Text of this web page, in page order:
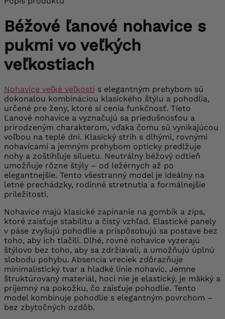
Béžové ľanové nohavice s
pukmi vo veľkých
veľkostiach
Nohavice veľké veľkosti s elegantným prehybom sú
dokonalou kombináciou klasického štýlu a pohodlia,
určené pre ženy, ktoré si cenia funkčnosť. Tieto
Ľanové nohavice a vyznačujú sa priedušnosťou a
prirodzeným charakterom, vďaka čomu sú vynikajúcou
voľbou na teplé dni. Klasický strih s dlhými, rovnými
nohavicami a jemným prehybom opticky predlžuje
nohy a zoštíhľuje siluetu. Neutrálny béžový odtieň
umožňuje rôzne štýly – od ležérnych až po
elegantnejšie. Tento všestranný model je ideálny na
letné prechádzky, rodinné stretnutia a formálnejšie
príležitosti.
Nohavice majú klasické zapínanie na gombík a zips,
ktoré zaisťuje stabilitu a čistý vzhľad. Elastické panely
v páse zvyšujú pohodlie a prispôsobujú sa postave bez
toho, aby ich tlačili. Dlhé, rovné nohavice vyzerajú
štýlovo bez toho, aby sa zdržiavali, a umožňujú úplnú
slobodu pohybu. Absencia vreciek zdôrazňuje
minimalistický tvar a hladké línie nohavíc. Jemne
štruktúrovaný materiál, hoci nie je elastický, je mäkký a
príjemný na pokožku, čo zaisťuje pohodlie. Tento
model kombinuje pohodlie s elegantným povrchom –
bez zbytočných ozdôb.